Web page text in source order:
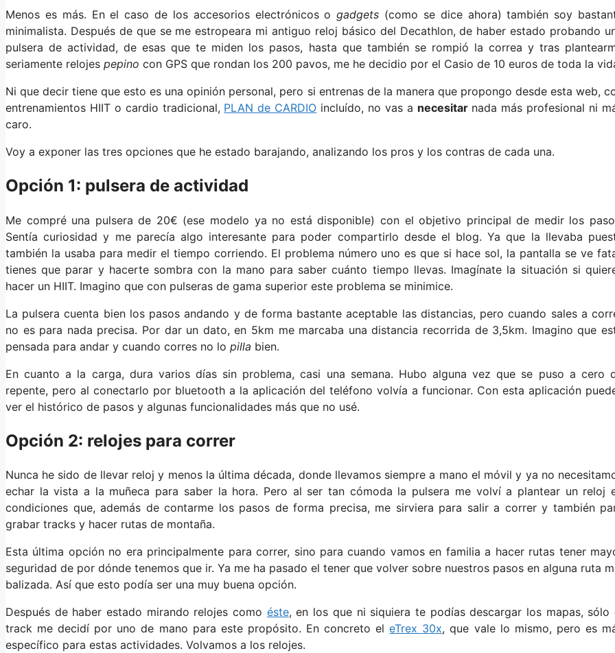
Menos es más. En el caso de los accesorios electrónicos ogadgets (como se dice ahora) también soy
minimalista. Después de que se me estropeara mi antiguo reloj básico del Decathlon, de haber estado probando
pulsera de actividad, de esas que te miden los pasos, hasta que también se rompió la correa y tras
seriamente relojes pepino con GPS que rondan los 200 pavos, me he decidio por el Casio de 10 euros de toda la
Ni que decir tiene que esto es una opinión personal, pero si entrenas de la manera que propongo desde esta web,
entrenamientos HIIT o cardio tradicional, PLAN de CARDIO incluído, no vas a necesitarnada más profesional ni
caro.
Voy a exponer las tres opciones que he estado barajando, analizando los pros y los contras de cada una.
Opción 1: pulsera de actividad
Me compré una pulsera de 20€ (ese modelo ya no está disponible) con el objetivo principal de medir los
Sentía curiosidad y me parecía algo interesante para poder compartirlo desde el blog. Ya que la llevaba
también la usaba para medir el tiempo corriendo. El problema número uno es que si hace sol, la pantalla se ve
tienes que parar y hacerte sombra con la mano para saber cuánto tiempo llevas. Imagínate la situación si
hacer un HIIT. Imagino que con pulseras de gama superior este problema se minimice.
La pulsera cuenta bien los pasos andando y de forma bastante aceptable las distancias, pero cuando sales a
no es para nada precisa. Por dar un dato, en 5km me marcaba una distancia recorrida de 3,5km. Imagino que
pensada para andar y cuando corres no lo pilla bien.
En cuanto a la carga, dura varios días sin problema, casi una semana. Hubo alguna vez que se puso a cero
repente, pero al conectarlo por bluetooth a la aplicación del teléfono volvía a funcionar. Con esta aplicación
ver el histórico de pasos y algunas funcionalidades más que no usé.
Opción 2: relojes para correr
Nunca he sido de llevar reloj y menos la última década, donde llevamos siempre a mano el móvil y ya no
echar la vista a la muñeca para saber la hora. Pero al ser tan cómoda la pulsera me volví a plantear un reloj
condiciones que, además de contarme los pasos de forma precisa, me sirviera para salir a correr y también
grabar tracks y hacer rutas de montaña.
Esta última opción no era principalmente para correr, sino para cuando vamos en familia a hacer rutas tener
seguridad de por dónde tenemos que ir. Ya me ha pasado el tener que volver sobre nuestros pasos en alguna ruta
balizada. Así que esto podía ser una muy buena opción.
Después de haber estado mirando relojes como éste, en los que ni siquiera te podías descargar los mapas, sólo
track me decidí por uno de mano para este propósito. En concreto eleTrex 30x, que vale lo mismo, pero es
específico para estas actividades. Volvamos a los relojes.